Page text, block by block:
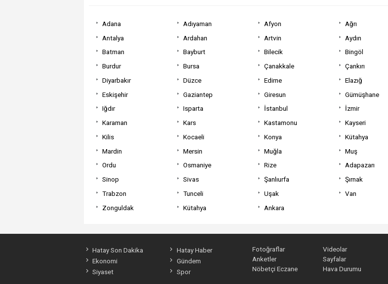
Adana Adıyaman Afyon Ağrı
Antalya
Ardahan Artvin Aydın
Batman
Bayburt Bilecik Bingöl
Burdur
Bursa Çanakkale Çankırı
Diyarbakır
Düzce Edirne Elazığ
Eskişehir
Gaziantep Giresun Gümüşhane
Iğdır
Isparta İstanbul İzmir
Karaman
Kars Kastamonu Kayseri
Kilis
Kocaeli Konya Kütahya
Mardin
Mersin Muğla Muş
Ordu
Osmaniye Rize Adapazarı
Sinop
Sivas Şanlıurfa Şırnak
Trabzon
Tunceli Uşak Van
Zonguldak
Kütahya Ankara
Hatay Son Dakika
Hatay Haber
Ekonomi
Gündem
Siyaset
Spor
Fotoğraflar Videolar
Anketler
Sayfalar
Nöbetçi Eczane
Hava Durumu